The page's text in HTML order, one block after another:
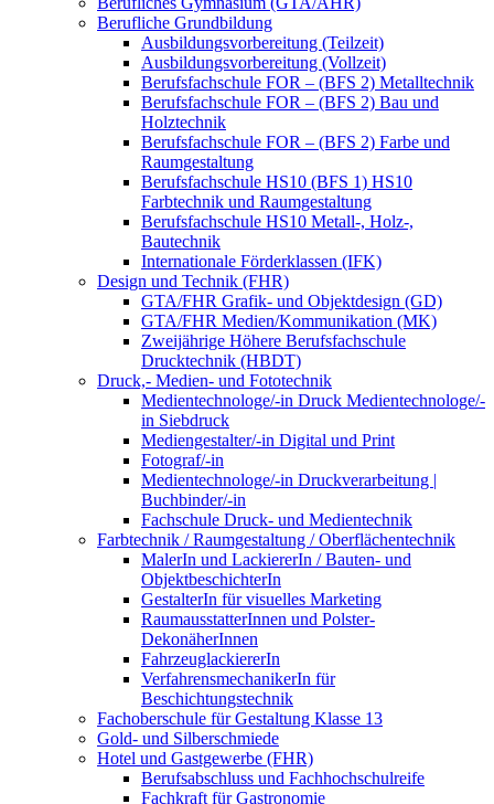
Berufliche Grundbildung
Ausbildungsvorbereitung (Teilzeit)
Ausbildungsvorbereitung (Vollzeit)
Berufsfachschule FOR – (BFS 2) Metalltechnik
Berufsfachschule FOR – (BFS 2) Bau und
Holztechnik
Berufsfachschule FOR – (BFS 2) Farbe und
Raumgestaltung
Berufsfachschule HS10 (BFS 1) HS10
Farbtechnik und Raumgestaltung
Berufsfachschule HS10 Metall-, Holz-,
Bautechnik
Internationale Förderklassen (IFK)
Design und Technik (FHR)
GTA/FHR Grafik- und Objektdesign (GD)
GTA/FHR Medien/Kommunikation (MK)
Zweijährige Höhere Berufsfachschule
Drucktechnik (HBDT)
Druck,- Medien- und Fototechnik
Medientechnologe/-in Druck Medientechnologe/-
in Siebdruck
Mediengestalter/-in Digital und Print
Fotograf/-in
Medientechnologe/-in Druckverarbeitung |
Buchbinder/-in
Fachschule Druck- und Medientechnik
Farbtechnik / Raumgestaltung / Oberflächentechnik
MalerIn und LackiererIn / Bauten- und
ObjektbeschichterIn
GestalterIn für visuelles Marketing
RaumausstatterInnen und Polster-
DekonäherInnen
FahrzeuglackiererIn
VerfahrensmechanikerIn für
Beschichtungstechnik
Fachoberschule für Gestaltung Klasse 13
Gold- und Silberschmiede
Hotel und Gastgewerbe (FHR)
Berufsabschluss und Fachhochschulreife
Fachkraft für Gastronomie